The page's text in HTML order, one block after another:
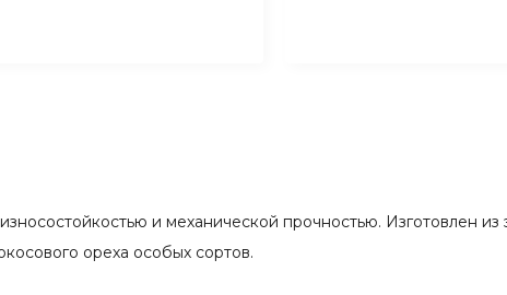
и механической прочностью. Изготовлен
ореха особых сортов.